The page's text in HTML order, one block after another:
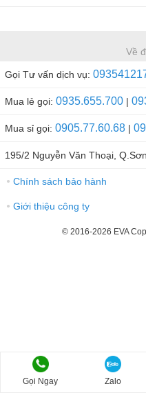
Về
Gọi Tư vấn dịch vụ:
Mua lẻ gọi: 0935.655.700 |
Mua sỉ gọi: 0905.77.60.68 |
195/2 Nguyễn Văn Thoại,
● Chính sách bảo hành
● Giới thiệu công ty
© 2016-2026 EVA
Gọi Ngay Zalo